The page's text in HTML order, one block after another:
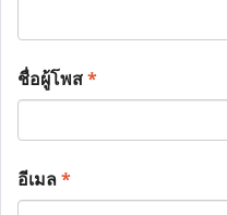
ชื่อผู้โพส*
อีเมล*